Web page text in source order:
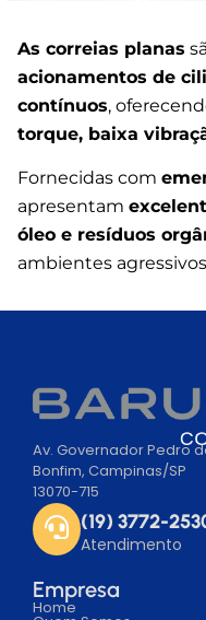
As correias planas
acionamentos de
contínuos,
torque, baixa
Fornecidas com
apresentam
óleo e resíduos
ambientes
Av. Governador Pedro
Bonfim, Campinas/SP
13070-715
(19) 3772-
Atendimento
Empresa
Home